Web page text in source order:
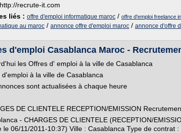
http://recrute-it.com
liés : offre d'emploi informatique maroc / offre d'emploi freelance
au maroc / annonce offre d'emploi maroc / annonce d'offre
d'emploi Casablanca Maroc -
les Offres d' emploi à la ville de Casablanca
d'emploi à la ville de Casablanca
sont actualisées à chaque heure
DE CLIENTELE RECEPTION/EMISSION
- CHARGES DE CLIENTELE (RECEPTION/
le 06/11/2011-10:37) Ville : Casablanca Type de contrat